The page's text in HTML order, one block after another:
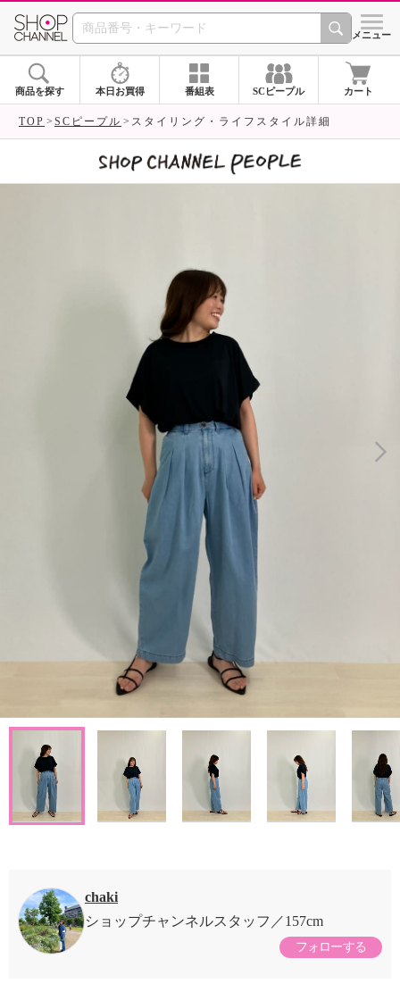
SHOP CHANNEL シメニュー
商品を探す 本日お買得 番組表 SCピープル カート
TOP SCピープル スタイリング・ライフスタイル詳細
chaki
ショップチャンネルスタッフ
157cm
フォローする